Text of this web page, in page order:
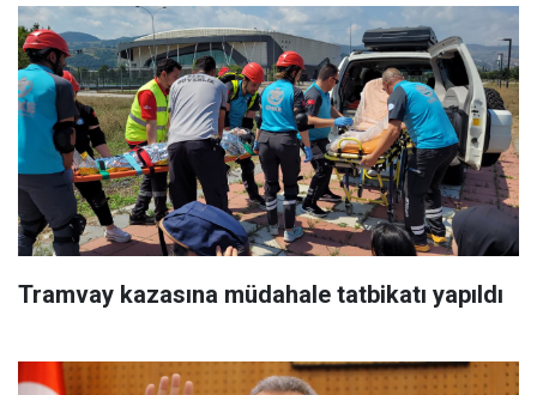
Tramvay kazasına müdahale tatbikatı yapıldı